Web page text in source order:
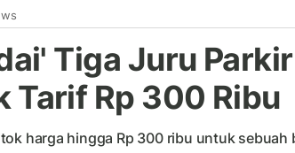
Tiga Juru
Tarif Rp 300 Ribu
harga hingga Rp 300 ribu untuk sebuah